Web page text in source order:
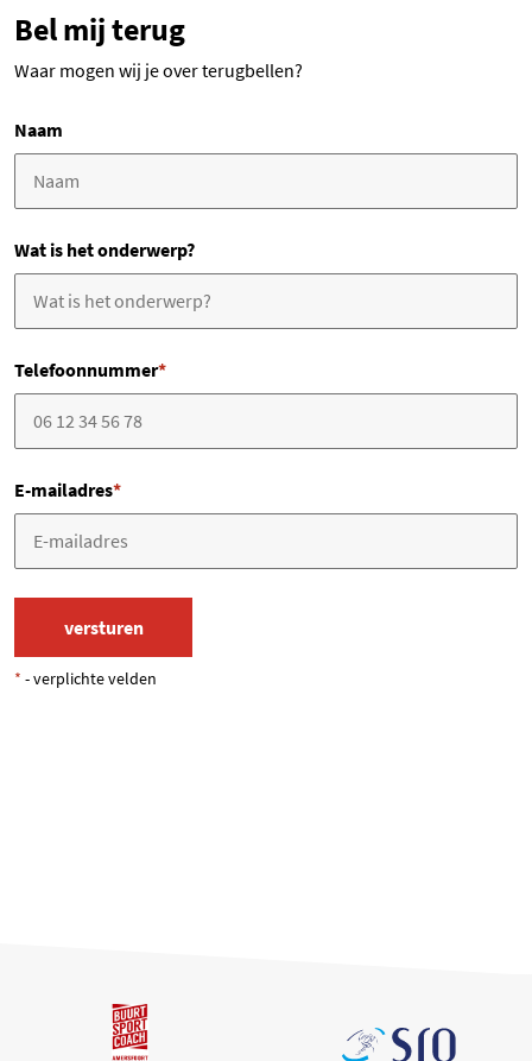
Bel mij terug
Waar mogen wij je over terugbellen?
Naam
Wat is het onderwerp?
Telefoonnummer*
E-mailadres*
* - verplichte velden